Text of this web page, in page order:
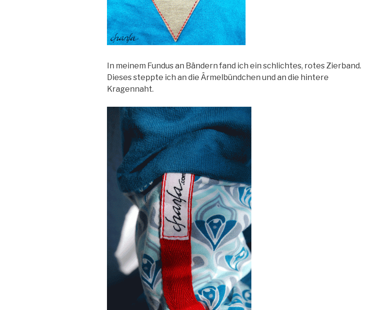
In meinem Fundus an Bändern fand ich ein schlichtes, rotes Zierband.
Dieses steppte ich an die Ärmelbündchen und an die hintere
Kragennaht.